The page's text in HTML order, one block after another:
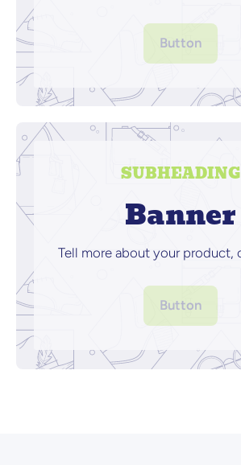
Button
SUBHEADING
Banner
Tell more about your product,
Button